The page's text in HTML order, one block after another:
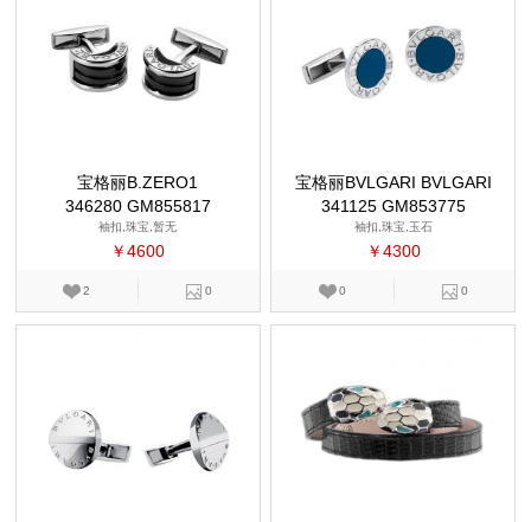
宝格丽B.ZERO1
346280 GM855817
袖扣,珠宝,暂无
￥4600
2 0
宝格丽BVLGARI BVLGARI
341125 GM853775
袖扣,珠宝,玉石
￥4300
0 0